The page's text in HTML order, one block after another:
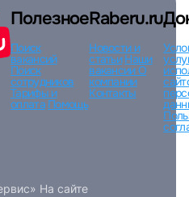
Полезное
Поиск
вакансий
Поиск
сотрудников
Тарифы и
оплата Помощь
Raberu.ru
Новости и
статьи Наши
вакансииО
компании
Контакты
На сайте